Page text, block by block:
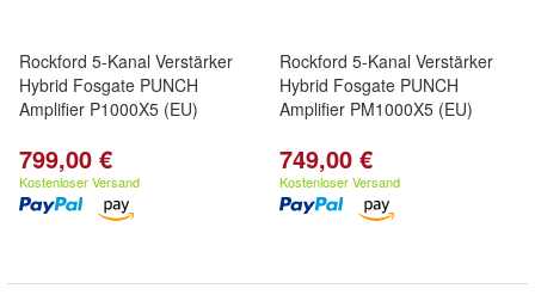
Rockford 5-Kanal Verstärker
Hybrid Fosgate PUNCH
Amplifier P1000X5 (EU)
799,00 €
Kostenloser Versand
Rockford 5-Kanal Verstärker
Hybrid Fosgate PUNCH
Amplifier PM1000X5 (EU)
749,00 €
Kostenloser Versand